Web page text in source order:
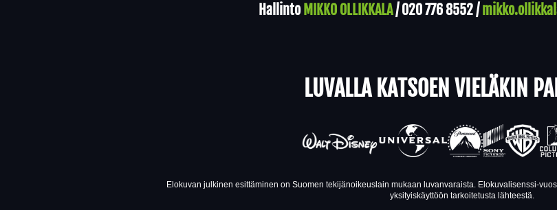
Hallinto MIKKO OLLIKKALA/020 776 8552/
LUVALLA KATSOEN VIELÄKIN
Elokuvan julkinen esittäminen on Suomen tekijänoikeuslain mukaan luvanvaraista. Elokuvalisenssi-
yksityiskäyttöön tarkoitetusta lähteestä.